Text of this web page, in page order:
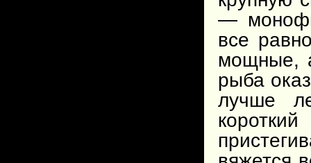
—
все
мощные,
рыба
лучше